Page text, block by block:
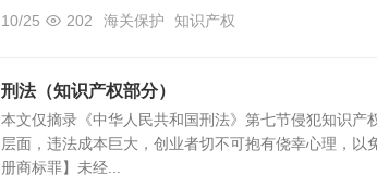
10/25 202 海关保护 知识产权
刑法（知识产权部分）
本文仅摘录《中华人民共和国刑法》第七节侵犯知识产
层面，违法成本巨大，创业者切不可抱有侥幸心理，
册商标罪】未经...